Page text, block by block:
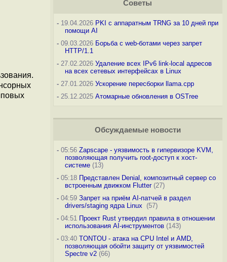
Советы
-19.04.2026 PKI с аппаратным TRNG за 10 дней при
помощи AI
-09.03.2026 Борьба с web-ботами через запрет
HTTP/1.1
-27.02.2026 Удаление всех IPv6 link-local адресов
на всех сетевых интерфейсах в Linux
-27.01.2026 Ускорение пересборки llama.cpp
-25.12.2025 Атомарные обновления в OSTree
Обсуждаемые новости
-05:56 Zapscape - уязвимость в гипервизоре KVM,
позволяющая получить root-доступ к хост-
системе(13)
-05:18 Представлен Denial, композитный сервер со
встроенным движком Flutter(27)
-04:59 Запрет на приём AI-патчей в раздел
drivers/staging ядра Linux
(57)
-04:51 Проект Rust утвердил правила в отношении
использования AI-инструментов(143)
-03:40 TONTOU - атака на CPU Intel и AMD,
позволяющая обойти защиту от уязвимостей
Spectre v2(66)